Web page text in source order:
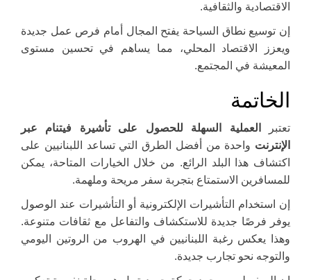
الاقتصادية والثقافية.
إن توسيع نطاق السياحة يفتح المجال أمام فرص عمل جديدة
ويعزز الاقتصاد المحلي، مما يساهم في تحسين مستوى
المعيشة في المجتمع.
الخاتمة
تعتبر
العملية السهلة للحصول على تأشيرة فيتنام عبر
الإنترنت واحدة من أفضل الطرق التي تساعد اللبنانيين على
اكتشاف هذا البلد الرائع. من خلال الخيارات المتاحة، يمكن
للمسافرين الاستمتاع بتجربة سفر مريحة وملهمة.
إن استخدام التأشيرات الإلكترونية أو التأشيرات عند الوصول
يوفر فرصًا جديدة للاستكشاف والتفاعل مع ثقافات متنوعة.
وهذا يعكس رغبة اللبنانيين في الهروب من الروتين اليومي
والتوجه نحو تجارب جديدة.